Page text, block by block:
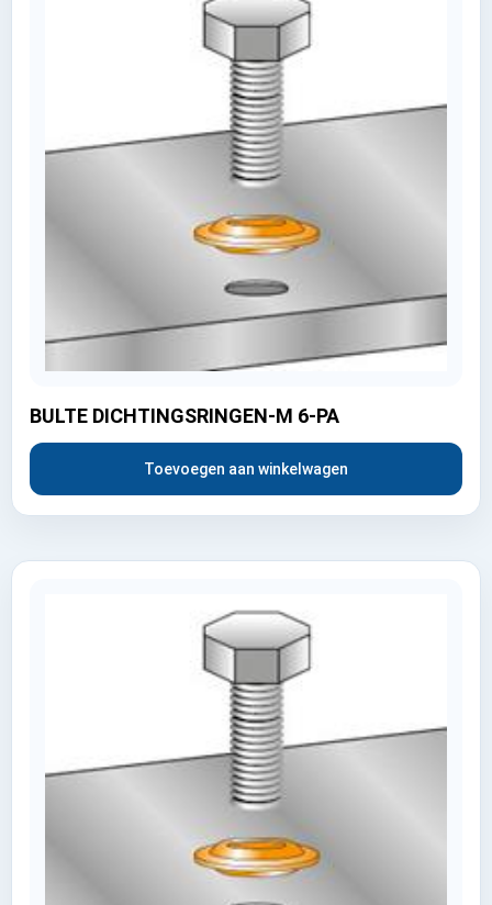
BULTE DICHTINGSRINGEN-M 6-PA
Toevoegen aan winkelwagen